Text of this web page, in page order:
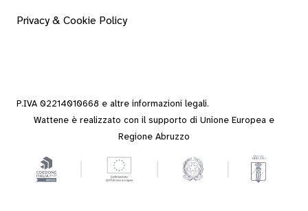
Privacy & Cookie Policy
P.IVA 02214010668 e altre informazioni legali.
Wattene è realizzato con il supporto di Unione Europea e
Regione Abruzzo